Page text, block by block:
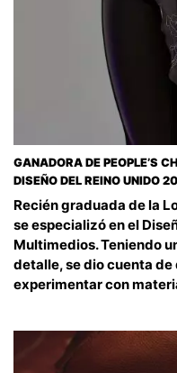
GANADORA DE PEOPLE’S
DISEÑO DEL REINO UNIDO
Recién graduada de la
se especializó en el
Multimedios. Teniendo
detalle, se dio cuenta
experimentar con